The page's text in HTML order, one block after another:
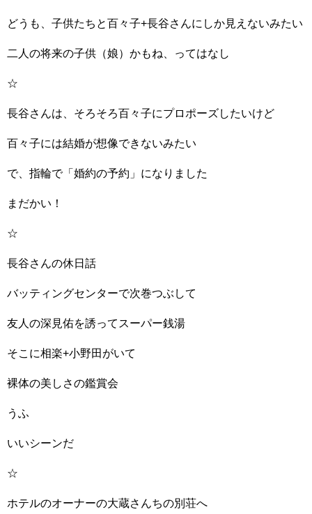
どうも、子供たちと百々子+長谷さんにしか見えないみたい
二人の将来の子供（娘）かもね、ってはなし
☆
長谷さんは、そろそろ百々子にプロポーズしたいけど
百々子には結婚が想像できないみたい
で、指輪で「婚約の予約」になりました
まだかい！
☆
長谷さんの休日話
バッティングセンターで次巻つぶして
友人の深見佑を誘ってスーパー銭湯
そこに相楽+小野田がいて
裸体の美しさの鑑賞会
うふ
いいシーンだ
☆
ホテルのオーナーの大蔵さんちの別荘へ